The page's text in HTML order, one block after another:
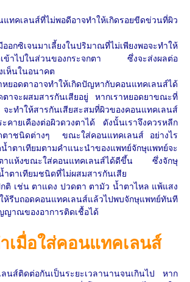
เลนส์ที่ไม่พอดีอาจทำให้เกิดรอยขีดข่วนที่ผิว
ซิเจนมาเลี้ยงในปริมาณที่ไม่เพียงพอจะทำให้
เข้าไปในส่วนของกระจกตา ซึ่งจะส่งผลต่อ
ห็นในอนาคต
ตาอาจทำให้เกิดปัญหากับคอนแทคเลนส์ได้
ตาจะผสมสารกันเสียอยู่ หากเราหยอดยาขณะที่
ทำให้สารกันเสียสะสมที่ผิวของคอนแทคเลนส์
ะคายเคืองต่อผิวดวงตาได้ ดังนั้นเราจึงควรหลีก
ดตาชนิดต่างๆ ขณะใส่คอนแทคเลนส์ อย่างไร
ตาเทียมตามคำแนะนำของแพทย์จักษุแพทย์จะ
ตาแห้งขณะใส่คอนแทคเลนส์ได้ดีขึ้น ซึ่งจักษุ
ตาเทียมชนิดที่ไม่ผสมสารกันเสีย
ติ เช่น ตาแดง ปวดตา ตามัว น้ำตาไหล แพ้แสง
บถอดคอนแทคเลนส์แล้วไปพบจักษุแพทย์ทันที
ญาณของอาการติดเชื้อได้
เมื่อใส่คอนแทคเลนส์
นส์ติดต่อกันเป็นระยะเวลานานจนเกินไป หาก